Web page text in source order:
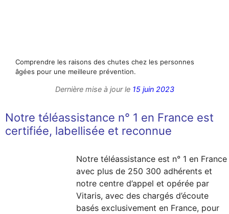
Comprendre les raisons des chutes chez les personnes
âgées pour une meilleure prévention.
Dernière mise à jour le 15 juin 2023
Notre téléassistance n° 1 en France est
certifiée, labellisée et reconnue
Notre téléassistance est n° 1 en France
avec plus de 250 300 adhérents et
notre centre d’appel et opérée par
Vitaris, avec des chargés d’écoute
basés exclusivement en France, pour